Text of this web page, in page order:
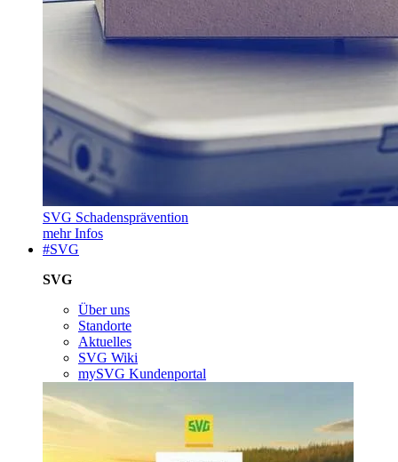
SVG Schadensprävention
mehr Infos
#SVG
SVG
Über uns
Standorte
Aktuelles
SVG Wiki
mySVG Kundenportal